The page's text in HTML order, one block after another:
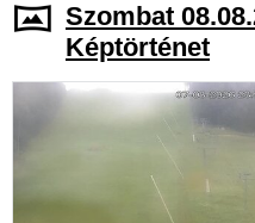
Szombat
Képtörténet